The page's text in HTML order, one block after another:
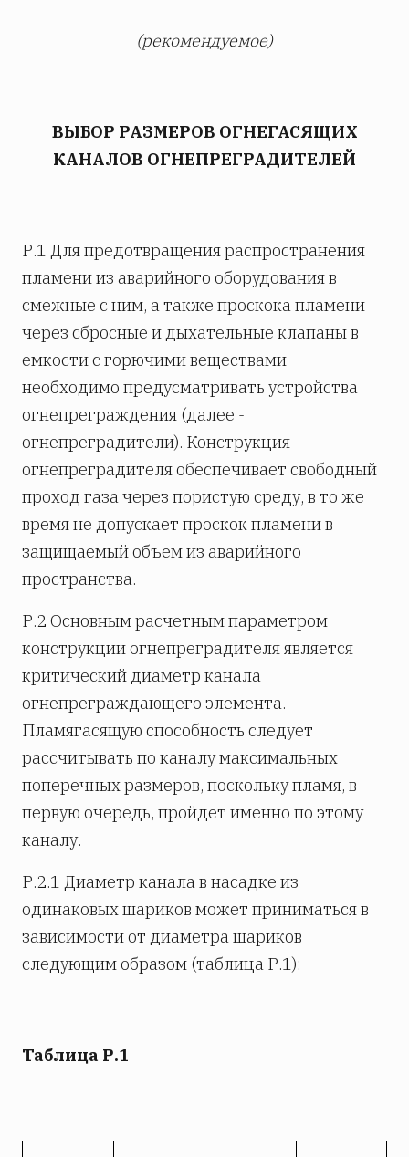
(рекомендуемое)
ВЫБОР РАЗМЕРОВ ОГНЕГАСЯЩИХ
КАНАЛОВ ОГНЕПРЕГРАДИТЕЛЕЙ
Р.1 Для предотвращения распространения
пламени из аварийного оборудования в
смежные с ним, а также проскока пламени
через сбросные и дыхательные клапаны в
емкости с горючими веществами
необходимо предусматривать устройства
огнепреграждения (далее -
огнепреградители). Конструкция
огнепреградителя обеспечивает свободный
проход газа через пористую среду, в то же
время не допускает проскок пламени в
защищаемый объем из аварийного
пространства.
Р.2 Основным расчетным параметром
конструкции огнепреградителя является
критический диаметр канала
огнепреграждающего элемента.
Пламягасящую способность следует
рассчитывать по каналу максимальных
поперечных размеров, поскольку пламя, в
первую очередь, пройдет именно по этому
каналу.
Р.2.1 Диаметр канала в насадке из
одинаковых шариков может приниматься в
зависимости от диаметра шариков
следующим образом (таблица Р.1):
Таблица Р.1